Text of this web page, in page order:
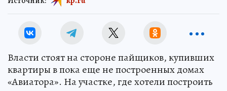
Власти стоят на стороне пайщиков, купивших
квартиры в пока еще не построенных домах
«Авиатора». На участке, где хотели построить